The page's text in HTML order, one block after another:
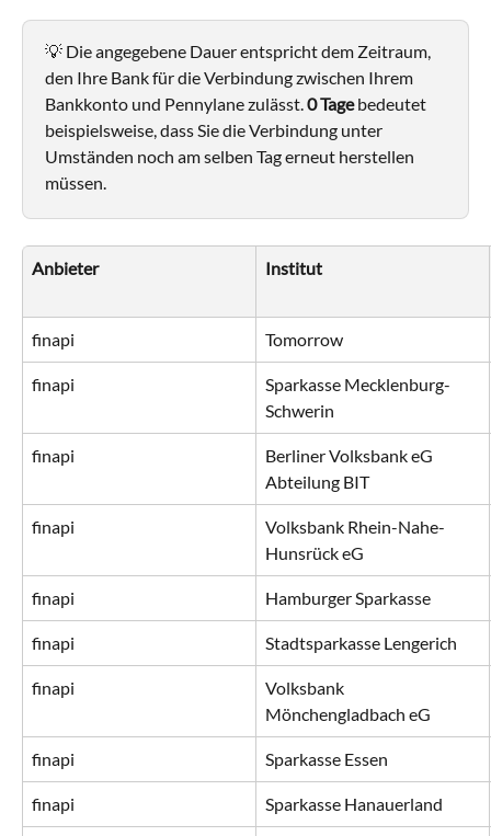
💡 Die angegebene Dauer entspricht dem Zeitraum,
den Ihre Bank für die Verbindung zwischen Ihrem
Bankkonto und Pennylane zulässt. 0 Tage bedeutet
beispielsweise, dass Sie die Verbindung unter
Umständen noch am selben Tag erneut herstellen
müssen.
Anbieter Institut
finapi Tomorrow
finapi
Sparkasse Mecklenburg-
Schwerin
finapi
Berliner Volksbank eG
Abteilung BIT
finapi
Volksbank Rhein-Nahe-
Hunsrück eG
finapi Hamburger Sparkasse
finapi Stadtsparkasse Lengerich
finapi
Volksbank
Mönchengladbach eG
finapi Sparkasse Essen
finapi Sparkasse Hanauerland